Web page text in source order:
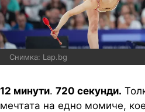
Снимка: Lap.bg
12 минути. 720 секунди.
мечтата на едно момиче,